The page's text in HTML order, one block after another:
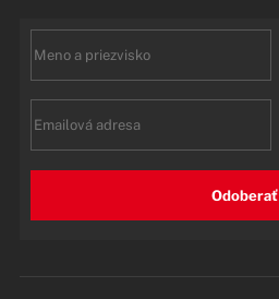
Odoberať